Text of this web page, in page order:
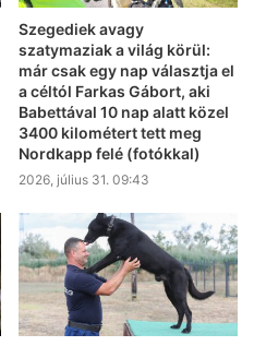
Szegediek avagy
szatymaziak a világ körül:
már csak egy nap választja el
a céltól Farkas Gábort, aki
Babettával 10 nap alatt közel
3400 kilométert tett meg
Nordkapp felé (fotókkal)
2026, július 31. 09:43